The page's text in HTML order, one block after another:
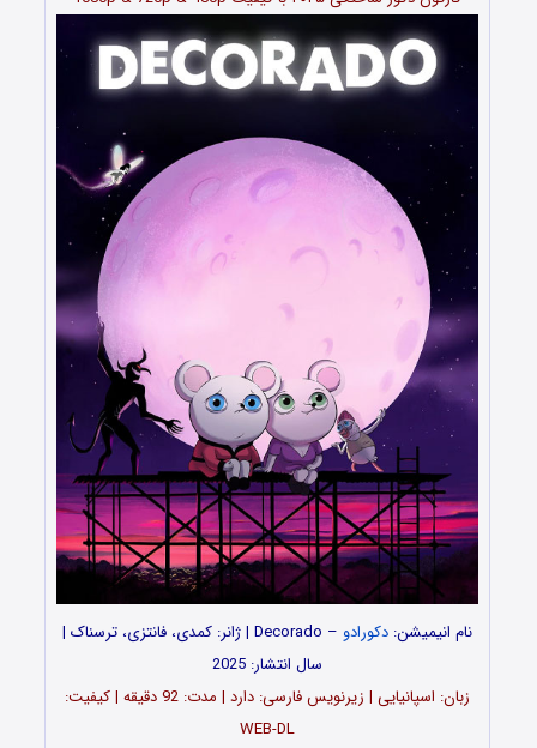
نام انیمیشن: دکورادو
– Decorado | ژانر: کمدی، فانتزی، ترسناک |
سال انتشار: 2025
زبان: اسپانیایی | زیرنویس فارسی: دارد | مدت: 92 دقیقه | کیفیت:
WEB-DL